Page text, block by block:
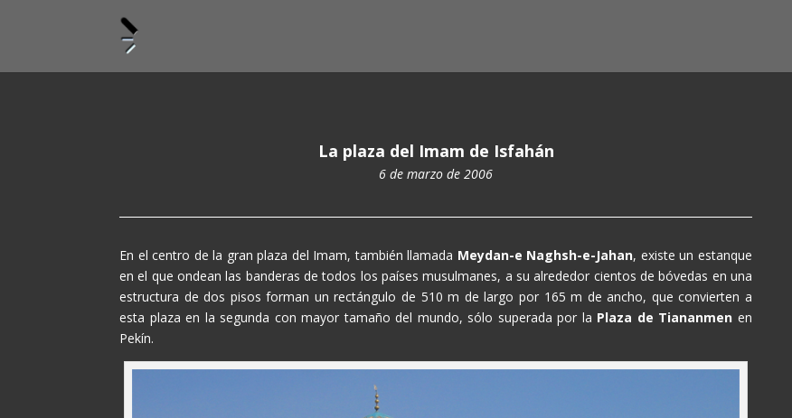
La plaza del Imam de Isfahán
6 de marzo de 2006
En el centro de la gran plaza del Imam, también llamada Meydan-e Naghsh-e-Jahan, existe un estanque
en el que ondean las banderas de todos los países musulmanes, a su alrededor cientos de bóvedas en una
estructura de dos pisos forman un rectángulo de 510 m de largo por 165 m de ancho, que convierten a
esta plaza en la segunda con mayor tamaño del mundo, sólo superada por la Plaza de Tiananmen en
Pekín.